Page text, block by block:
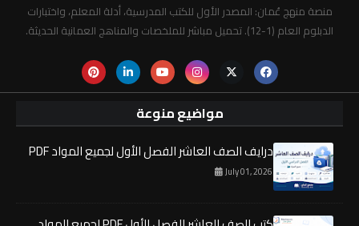
منصة منهج عُمان: المصدر الأول للكتب المدرسية، أدلة المعلم، واختبارات
الدبلوم العام (1-12). تحميل مباشر للملخصات والمناهج العمانية الحديثة.
مواضيع منوعة
درايف الصف العاشر الفصل الأول لجميع المواد PDF
July 01, 2026